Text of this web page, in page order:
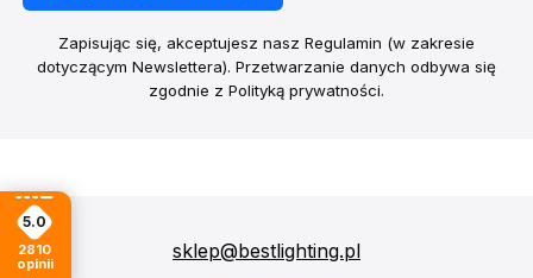
Zapisując się, akceptujesz nasz Regulamin (w zakresie
dotyczącym Newslettera). Przetwarzanie danych odbywa się
zgodnie z Polityką prywatności.
sklep@bestlighting.pl
5.0
2810
opinii